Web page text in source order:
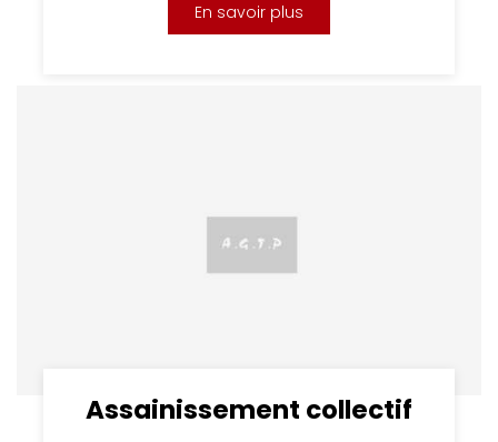
En savoir plus
Assainissement collectif